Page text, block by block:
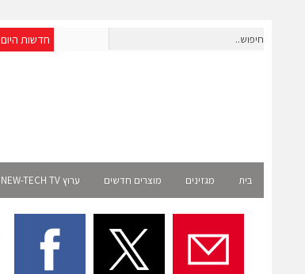
חדשות היום
חברת IAIG גייסה 6 מיליון דולר להקמת חברות תוכנה שנבנו מראש
בית מגזינים מוצרים חדשים ערוץ NEW-TECH TV